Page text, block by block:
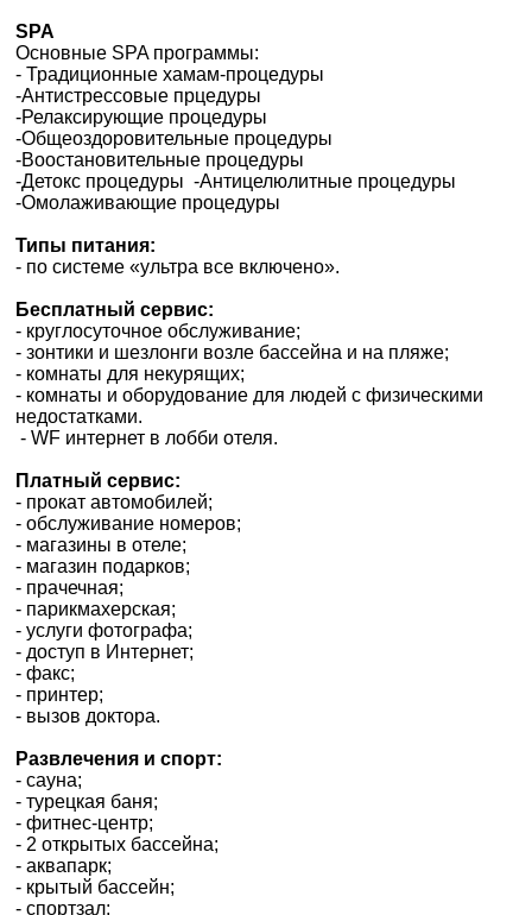
SPA
Основные SPA программы:
- Традиционные хамам-процедуры
-Антистрессовые прцедуры
-Релаксирующие процедуры
-Общеоздоровительные процедуры
-Воостановительные процедуры
-Детокс процедуры -Антицелюлитные процедуры
-Омолаживающие процедуры
Типы питания:
- по системе «ультра все включено».
Бесплатный сервис:
- круглосуточное обслуживание;
- зонтики и шезлонги возле бассейна и на пляже;
- комнаты для некурящих;
- комнаты и оборудование для людей с физическими
недостатками.
- WF интернет в лобби отеля.
Платный сервис:
- прокат автомобилей;
- обслуживание номеров;
- магазины в отеле;
- магазин подарков;
- прачечная;
- парикмахерская;
- услуги фотографа;
- доступ в Интернет;
- факс;
- принтер;
- вызов доктора.
Развлечения и спорт:
- сауна;
- турецкая баня;
- фитнес-центр;
- 2 открытых бассейна;
- аквапарк;
- крытый бассейн;
- спортзал;
*ВАШЕ ІМ'Я
*E-MAIL
*ТЕЛЕФОН
ДЕ ПРОЖИВАЄТЕ
ПРИМІТКИ
*поля обов'язкові для
заповнення